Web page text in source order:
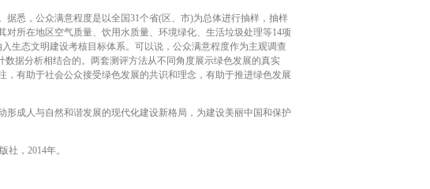
悉，公众满意程度是以全国31个省(区、市)为总体进行抽样，抽样
所在地区空气质量、饮用水质量、环境绿化、生活垃圾处理等14项
生态文明建设考核目标体系。可以说，公众满意程度作为主观调查
据分析相结合的。两套测评方法从不同角度展示绿色发展的真实
有助于社会公众接受绿色发展的共识和理念，有助于推进绿色发展
成人与自然和谐发展的现代化建设新格局，为建设美丽中国和保护
，2014年。